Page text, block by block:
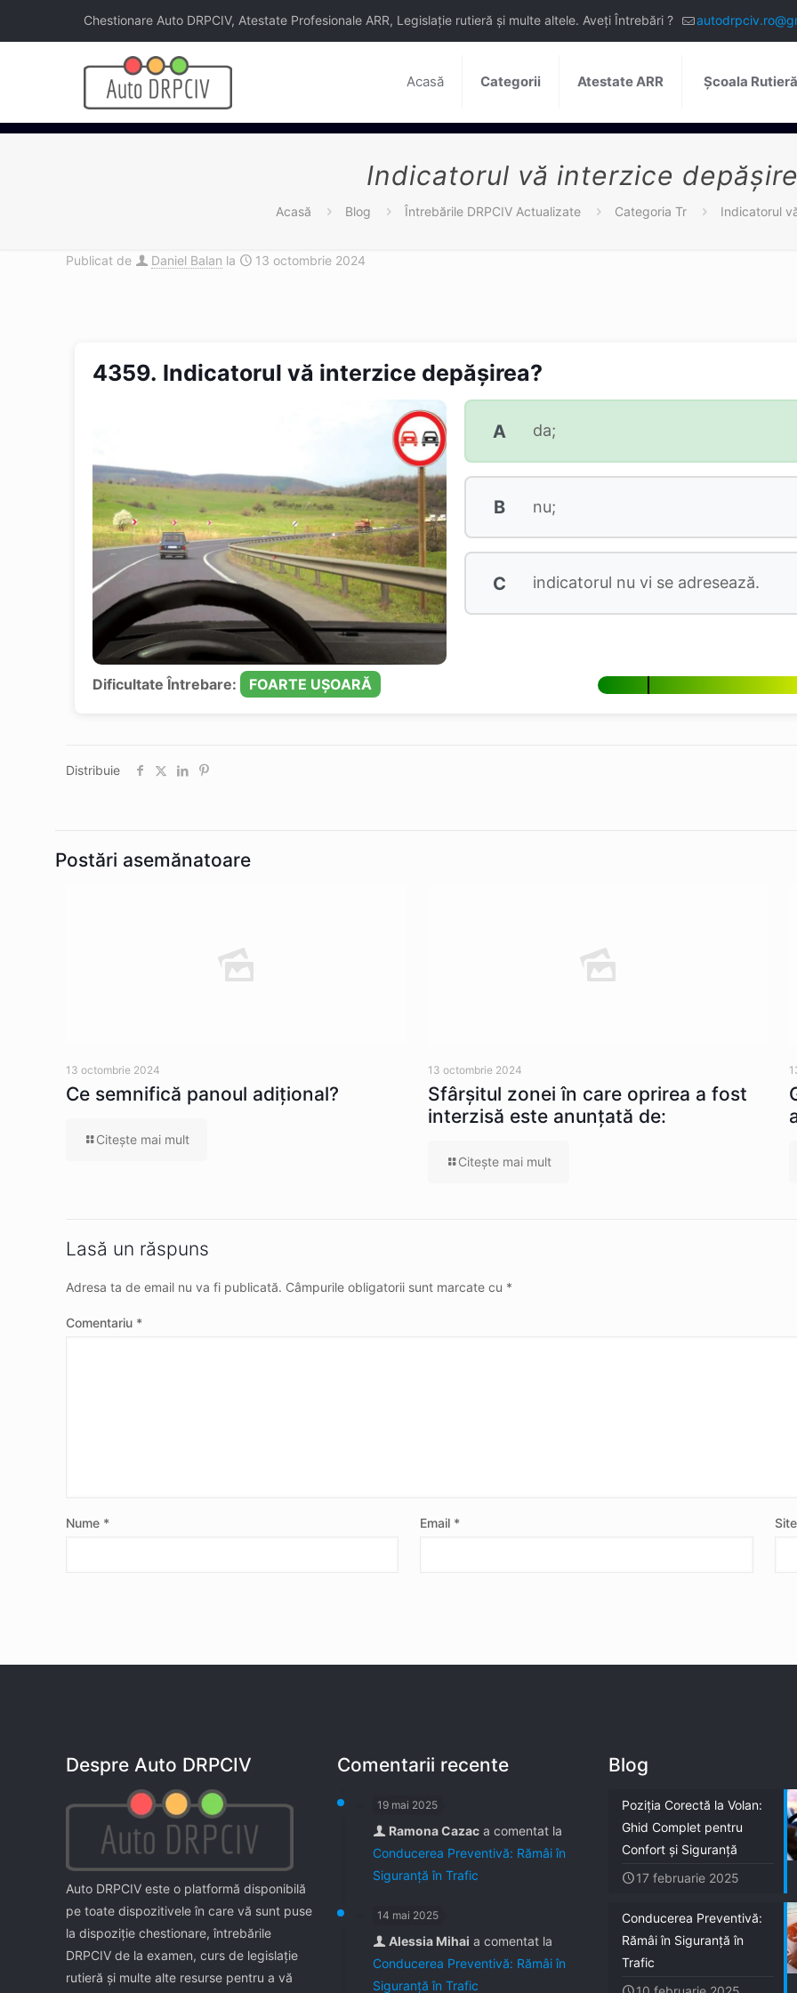
Chestionare Auto DRPCIV, Atestate Profesionale ARR, Legislație rutieră și multe altele. Aveți Întrebări ?
Acasă Categorii Atestate ARR Școala
Indicatorul vă interzice
Acasă Blog Întrebările DRPCIV Actualizate Categoria Tr Indicatorul
Publicat de Daniel Balan la 13 octombrie 2024
4359. Indicatorul vă interzice depășirea?
A da;
B nu;
C indicatorul nu vi se adresează.
Dificultate Întrebare: FOARTE UȘOARĂ
Distribuie
Postări asemănatoare
13 octombrie 2024
Ce semnifică panoul adițional?
Citeşte mai mult
13 octombrie 2024
Sfârșitul zonei în care oprirea a fost
interzisă este anunțată de:
Citeşte mai mult
Lasă un răspuns
Adresa ta de email nu va fi publicată. Câmpurile obligatorii sunt marcate cu *
Comentariu *
Nume * Email *
Despre Auto DRPCIV
Auto DRPCIV este o platformă disponibilă
pe toate dispozitivele în care vă sunt puse
la dispoziţie chestionare, întrebările
DRPCIV de la examen, curs de legislaţie
rutieră şi multe alte resurse pentru a vă
Comentarii recente
19 mai 2025
Ramona Cazac a comentat la
Conducerea Preventivă: Rămâi în
Siguranță în Trafic
14 mai 2025
Alessia Mihai a comentat la
Conducerea Preventivă: Rămâi în
Siguranță în Trafic
Blog
Poziția Corectă la Volan:
Ghid Complet pentru
Confort și Siguranță
17 februarie 2025
Conducerea Preventivă:
Rămâi în Siguranță în
Trafic